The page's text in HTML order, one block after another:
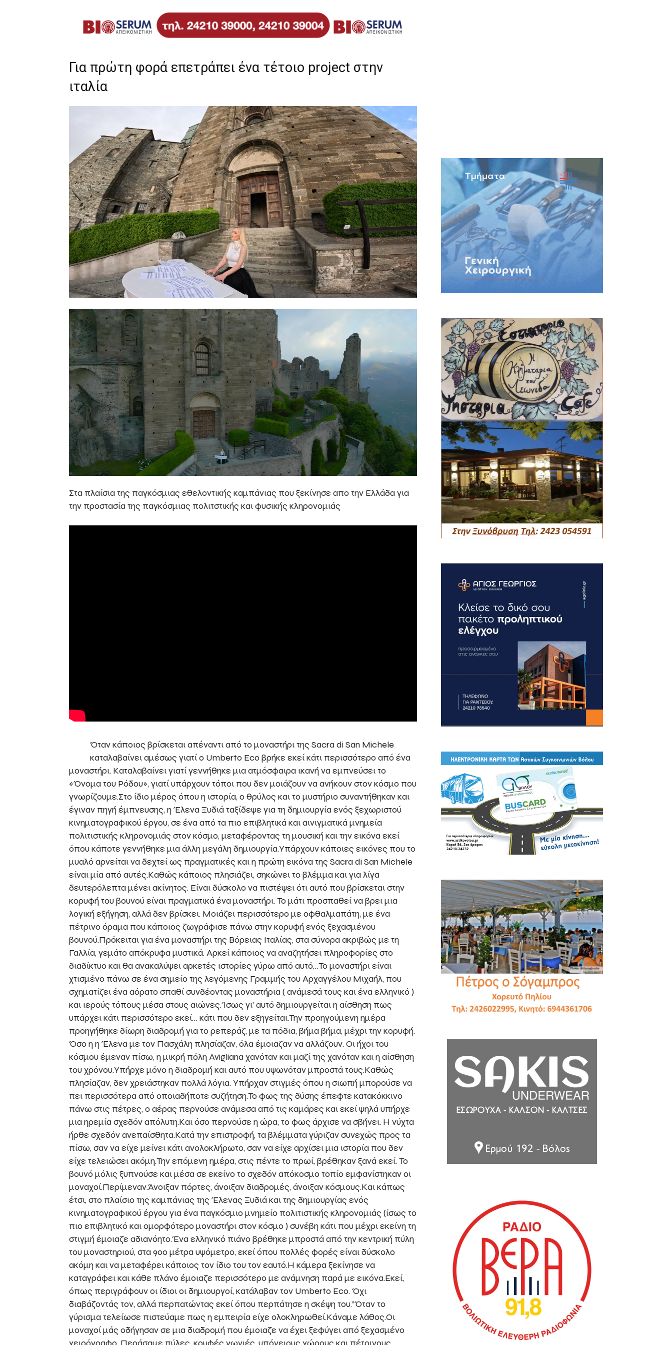
Για πρώτη φορά επετράπει ένα τέτοιο project στην
ιταλία
Στα πλαίσια της παγκόσμιας εθελοντικής καμπάνιας που ξεκίνησε απο την Ελλάδα για
την προστασία της παγκόσμιας πολιτστικής και φυσικής κληρονομιάς
Όταν κάποιος βρίσκεται απέναντι από το μοναστήρι της Sacra di San Michele
καταλαβαίνει αμέσως γιατί ο Umberto Eco βρήκε εκεί κάτι περισσότερο από ένα
μοναστήρι. Καταλαβαίνει γιατί γεννήθηκε μια ατμόσφαιρα ικανή να εμπνεύσει το
«Όνομα του Ρόδου», γιατί υπάρχουν τόποι που δεν μοιάζουν να ανήκουν στον κόσμο που
γνωρίζουμε.Στο ίδιο μέρος όπου η ιστορία, ο θρύλος και το μυστήριο συναντήθηκαν και
έγιναν πηγή έμπνευσης, η Έλενα Ξυδιά ταξίδεψε για τη δημιουργία ενός ξεχωριστού
κινηματογραφικού έργου, σε ένα από τα πιο επιβλητικά και αινιγματικά μνημεία
πολιτιστικής κληρονομιάς στον κόσμο, μεταφέροντας τη μουσική και την εικόνα εκεί
όπου κάποτε γεννήθηκε μια άλλη μεγάλη δημιουργία.Υπάρχουν κάποιες εικόνες που το
μυαλό αρνείται να δεχτεί ως πραγματικές και η πρώτη εικόνα της Sacra di San Michele
είναι μία από αυτές.Καθώς κάποιος πλησιάζει, σηκώνει το βλέμμα και για λίγα
δευτερόλεπτα μένει ακίνητος. Είναι δύσκολο να πιστέψει ότι αυτό που βρίσκεται στην
κορυφή του βουνού είναι πραγματικά ένα μοναστήρι. Το μάτι προσπαθεί να βρει μια
λογική εξήγηση, αλλά δεν βρίσκει. Μοιάζει περισσότερο με οφθαλμαπάτη, με ένα
πέτρινο όραμα που κάποιος ζωγράφισε πάνω στην κορυφή ενός ξεχασμένου
βουνού.Πρόκειται για ένα μοναστήρι της Βόρειας Ιταλίας, στα σύνορα ακριβώς με τη
Γαλλία, γεμάτο απόκρυφα μυστικά. Αρκεί κάποιος να αναζητήσει πληροφορίες στο
διαδίκτυο και θα ανακαλύψει αρκετές ιστορίες γύρω από αυτό…Το μοναστήρι είναι
χτισμένο πάνω σε ένα σημείο της λεγόμενης Γραμμής του Αρχαγγέλου Μιχαήλ, που
σχηματίζει ένα αόρατο σπαθί συνδέοντας μοναστήρια ( ανάμεσά τους και ένα ελληνικό )
και ιερούς τόπους μέσα στους αιώνες.Ίσως γι’ αυτό δημιουργείται η αίσθηση πως
υπάρχει κάτι περισσότερο εκεί… κάτι που δεν εξηγείται.Την προηγούμενη ημέρα
προηγήθηκε δίωρη διαδρομή για το ρεπεράζ, με τα πόδια, βήμα βήμα, μέχρι την κορυφή.
Όσο η η Έλενα με τον Πασχάλη πλησίαζαν, όλα έμοιαζαν να αλλάζουν. Οι ήχοι του
κόσμου έμεναν πίσω, η μικρή πόλη Avigliana χανόταν και μαζί της χανόταν και η αίσθηση
του χρόνου.Υπήρχε μόνο η διαδρομή και αυτό που υψωνόταν μπροστά τους.Καθώς
πλησίαζαν, δεν χρειάστηκαν πολλά λόγια. Υπήρχαν στιγμές όπου η σιωπή μπορούσε να
πει περισσότερα από οποιαδήποτε συζήτηση.Το φως της δύσης έπεφτε κατακόκκινο
πάνω στις πέτρες, ο αέρας περνούσε ανάμεσα από τις καμάρες και εκεί ψηλά υπήρχε
μια ηρεμία σχεδόν απόλυτη.Και όσο περνούσε η ώρα, το φως άρχισε να σβήνει. Η νύχτα
ήρθε σχεδόν ανεπαίσθητα.Κατά την επιστροφή, τα βλέμματα γύριζαν συνεχώς προς τα
πίσω, σαν να είχε μείνει κάτι ανολοκλήρωτο, σαν να είχε αρχίσει μια ιστορία που δεν
είχε τελειώσει ακόμη.Την επόμενη ημέρα, στις πέντε το πρωί, βρέθηκαν ξανά εκεί. Το
βουνό μόλις ξυπνούσε και μέσα σε εκείνο το σχεδόν απόκοσμο τοπίο εμφανίστηκαν οι
μοναχοί.Περίμεναν.Άνοιξαν πόρτες, άνοιξαν διαδρομές, άνοιξαν κόσμους.Και κάπως
έτσι, στο πλαίσιο της καμπάνιας της Έλενας Ξυδιά και της δημιουργίας ενός
κινηματογραφικού έργου για ένα παγκόσμιο μνημείο πολιτιστικής κληρονομιάς (ίσως το
πιο επιβλητικό και ομορφότερο μοναστήρι στον κόσμο ) συνέβη κάτι που μέχρι εκείνη τη
στιγμή έμοιαζε αδιανόητο.Ένα ελληνικό πιάνο βρέθηκε μπροστά από την κεντρική πύλη
του μοναστηριού, στα 900 μέτρα υψόμετρο, εκεί όπου πολλές φορές είναι δύσκολο
ακόμη και να μεταφέρει κάποιος τον ίδιο του τον εαυτό.Η κάμερα ξεκίνησε να
καταγράφει και κάθε πλάνο έμοιαζε περισσότερο με ανάμνηση παρά με εικόνα.Εκεί,
όπως περιγράφουν οι ίδιοι οι δημιουργοί, κατάλαβαν τον Umberto Eco. Όχι
διαβάζοντάς τον, αλλά περπατώντας εκεί όπου περπάτησε η σκέψη του.”Όταν το
γύρισμα τελείωσε πιστεύαμε πως η εμπειρία είχε ολοκληρωθεί.Κάναμε λάθος.Οι
μοναχοί μάς οδήγησαν σε μια διαδρομή που έμοιαζε να έχει ξεφύγει από ξεχασμένο